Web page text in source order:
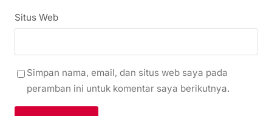
Situs Web
Simpan nama, email, dan situs web saya pada
peramban ini untuk komentar saya berikutnya.